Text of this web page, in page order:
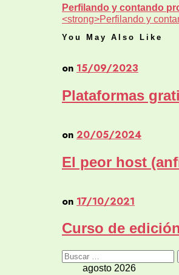
Perfilando y contando
<strong>Perfilando y
You May Also Like
on 15/09/2023
Plataformas
on 20/05/2024
El peor host
on 17/10/2021
Curso de
Buscar:
agosto 2026